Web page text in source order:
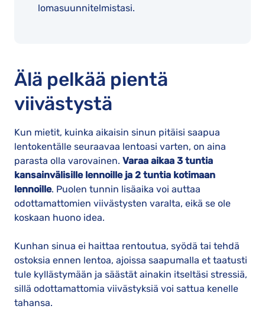
lomasuunnitelmistasi.
Älä pelkää pientä
viivästystä
Kun mietit, kuinka aikaisin sinun pitäisi saapua
lentokentälle seuraavaa lentoasi varten, on aina
parasta olla varovainen. Varaa aikaa 3 tuntia
kansainvälisille lennoille ja 2 tuntia kotimaan
lennoille. Puolen tunnin lisäaika voi auttaa
odottamattomien viivästysten varalta, eikä se ole
koskaan huono idea.
Kunhan sinua ei haittaa rentoutua, syödä tai tehdä
ostoksia ennen lentoa, ajoissa saapumalla et taatusti
tule kyllästymään ja säästät ainakin itseltäsi stressiä,
sillä odottamattomia viivästyksiä voi sattua kenelle
tahansa.